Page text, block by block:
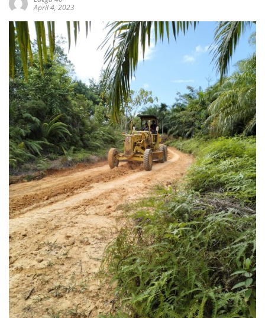
April 4, 2023